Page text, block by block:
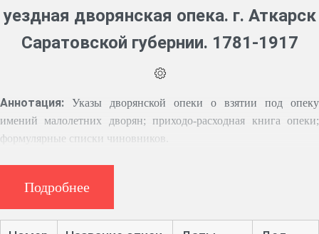
уездная дворянская опека. г. Аткарск
Саратовской губернии. 1781-1917
Аннотация:
Указы дворянской опеки о взятии под опеку
имений малолетних дворян; приходо-расходная книга опеки;
формулярные списки чиновников.
Подробнее